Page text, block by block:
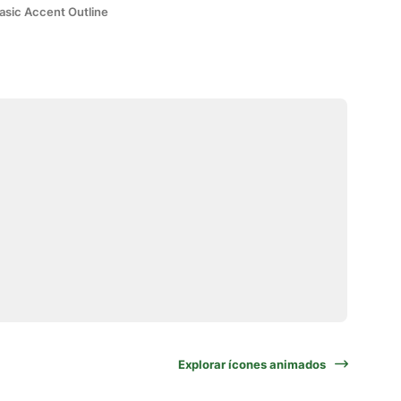
Accent Outline
Explorar ícones animados